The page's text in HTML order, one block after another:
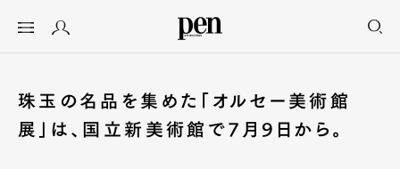
珠玉の名品を集めた「オルセー美術館
展」は、国立新美術館で7月9日から。